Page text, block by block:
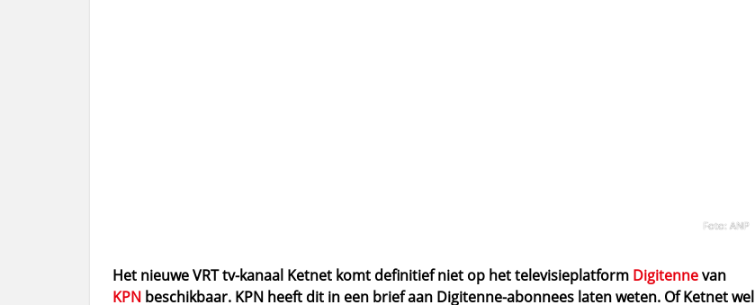
Foto: ANP
Het nieuwe VRT tv-kanaal Ketnet komt definitief niet op het televisieplatform Digitennevan
KPNbeschikbaar. KPN heeft dit in een brief aan Digitenne-abonnees laten weten. Of Ketnet wel